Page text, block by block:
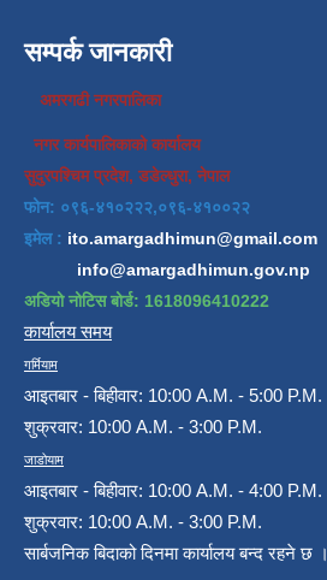
सम्पर्क जानकारी
अमरगढी नगरपालिका
नगर कार्यपालिकाको कार्यालय
सुदुरपश्चिम प्रदेश, डडेल्धुरा, नेपाल
फोन: ०९६-४१०२२२,०९६-४१००२२
इमेल : ito.amargadhimun@gmail.com
info@amargadhimun.gov.np
अडियो नोटिस बोर्ड: 1618096410222
कार्यालय समय
गर्मियाम
आइतबार - बिहीवार: 10:00 A.M. - 5:00 P.M.
शुक्रवार: 10:00 A.M. - 3:00 P.M.
जाडोयाम
आइतबार - बिहीवार: 10:00 A.M. - 4:00 P.M.
शुक्रवार: 10:00 A.M. - 3:00 P.M.
सार्बजनिक बिदाको दिनमा कार्यालय बन्द रहने छ ।